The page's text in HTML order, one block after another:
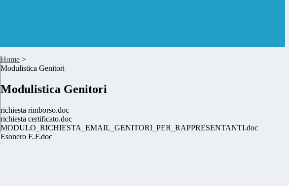
Home >
Modulistica Genitori
Modulistica Genitori
richiesta rimborso.doc
richiesta certificato.doc
MODULO_RICHIESTA_EMAIL_GENITORI_PER_RAPPRESENTANTI.doc
Esonero E.F.doc